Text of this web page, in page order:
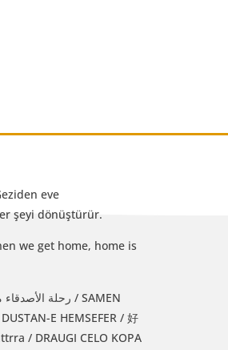
eve
şeyi dönüştürür.
we get home, home is
/ DRAUGI CELO KOPA